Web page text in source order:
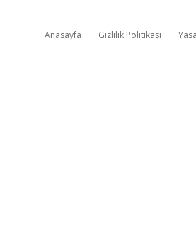
Anasayfa Gizlilik Politikası